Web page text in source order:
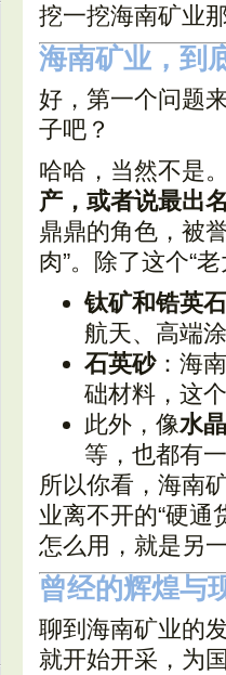
挖一挖海南矿业
海南矿业，到
好，第一个问题
子吧？
哈哈，当然不是
产，或者说最出
鼎鼎的角色，被
肉”。除了这个“
钛矿和锆英石
航天、高端
石英砂：海
础材料，这
此外，像水
等，也都有
所以你看，海南
业离不开的“硬通
怎么用，就是另
曾经的辉煌与
聊到海南矿业的
就开始开采，为